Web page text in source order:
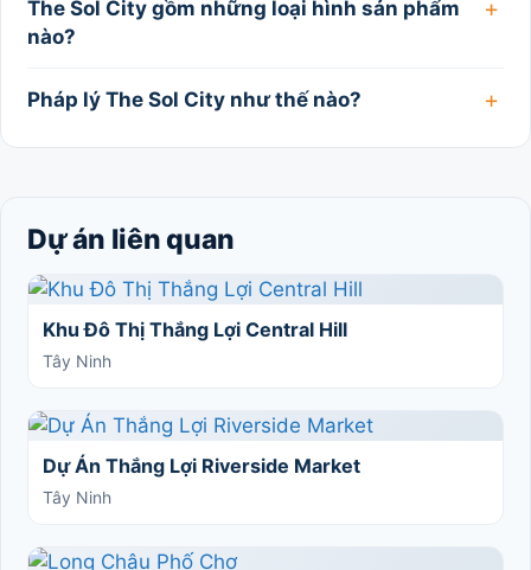
The Sol City gồm những loại hình sản phẩm
nào?
Pháp lý The Sol City như thế nào?
Dự án liên quan
Khu Đô Thị Thắng Lợi Central Hill
Tây Ninh
Dự Án Thắng Lợi Riverside Market
Tây Ninh